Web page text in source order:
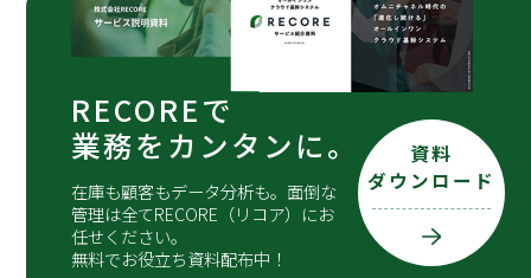
RECOREで
業務をカンタンに。
在庫も顧客もデータ分析も。面倒な
管理は全てRECORE（リコア）にお
任せください。
無料でお役立ち資料配布中！
資料
ダウンロード